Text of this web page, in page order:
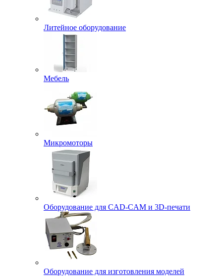
Литейное оборудование
Мебель
Микромоторы
Оборудование для CAD-CAM и 3D-печати
Оборудование для изготовления моделей